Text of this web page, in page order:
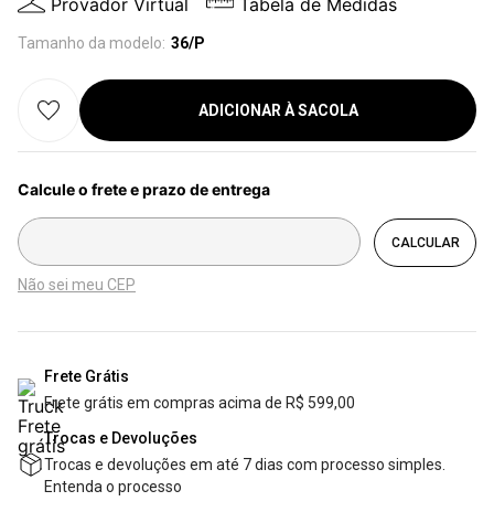
Tamanho da modelo: 36/P
ADICIONAR À SACOLA
Não sei meu CEP
Frete Grátis
Frete grátis em compras acima de R$ 599,00
Trocas e Devoluções
Trocas e devoluções em até 7 dias com processo simples.
Entenda o processo